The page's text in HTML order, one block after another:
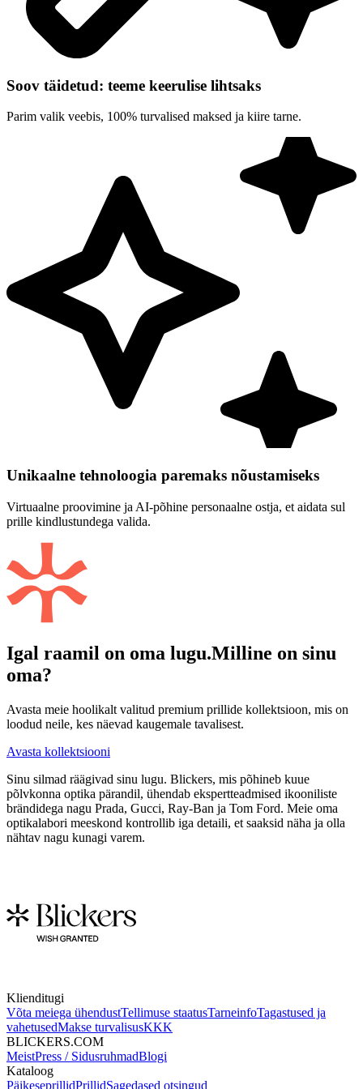
Soov täidetud: teeme keerulise lihtsaks
Parim valik veebis, 100% turvalised maksed ja kiire tarne.
Unikaalne tehnoloogia paremaks nõustamiseks
Virtuaalne proovimine ja AI-põhine personaalne ostja, et aidata sul
prille kindlustundega valida.
Igal raamil on oma lugu.Milline on sinu
oma?
Avasta meie hoolikalt valitud premium prillide kollektsioon, mis on
loodud neile, kes näevad kaugemale tavalisest.
Avasta kollektsiooni
Sinu silmad räägivad sinu lugu. Blickers, mis põhineb kuue
põlvkonna optika pärandil, ühendab ekspertteadmised ikooniliste
brändidega nagu Prada, Gucci, Ray-Ban ja Tom Ford. Meie oma
optikalabori meeskond kontrollib iga detaili, et saaksid näha ja olla
nähtav nagu kunagi varem.
Klienditugi
Võta meiega ühendustTellimuse staatusTarneinfoTagastused ja
vahetusedMakse turvalisusKKK
BLICKERS.COM
MeistPress / SidusruhmadBlogi
Kataloog
PäikeseprillidPrillidSagedased otsingud